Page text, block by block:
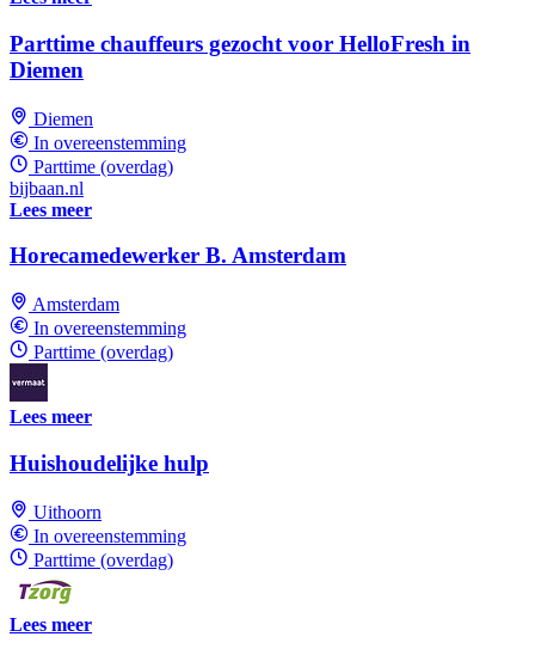
Parttime chauffeurs gezocht voor HelloFresh in
Diemen
Diemen
In overeenstemming
Parttime (overdag)
bijbaan.nl
Lees meer
Horecamedewerker B. Amsterdam
Amsterdam
In overeenstemming
Parttime (overdag)
Lees meer
Huishoudelijke hulp
Uithoorn
In overeenstemming
Parttime (overdag)
Lees meer